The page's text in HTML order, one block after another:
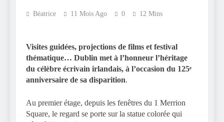
Béatrice 11 Mois Ago 0 12 Mins
Visites guidées, projections de films et festival
thématique… Dublin met à l’honneur l’héritage
du célèbre écrivain irlandais, à l’occasion du 125ᵉ
anniversaire de sa disparition.
Au premier étage, depuis les fenêtres du 1 Merrion
Square, le regard se porte sur la statue colorée qui